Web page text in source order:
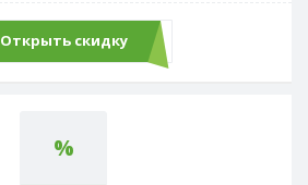
Открыть скидку
%